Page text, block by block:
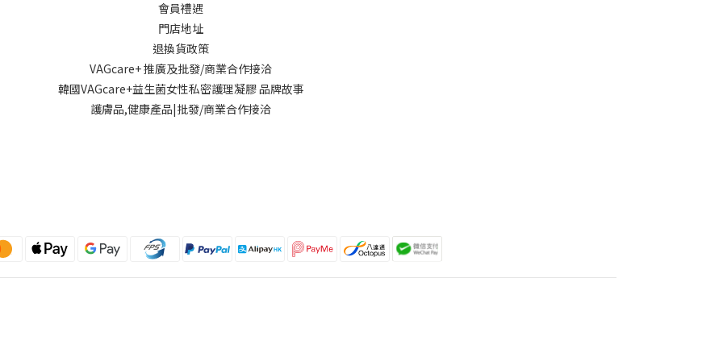
會員禮遇
門店地址
退換貨政策
VAGcare+ 推廣及批發/商業合作接洽
韓國VAGcare+益生菌女性私密護理凝膠 品牌故事
護膚品,健康產品|批發/商業合作接洽